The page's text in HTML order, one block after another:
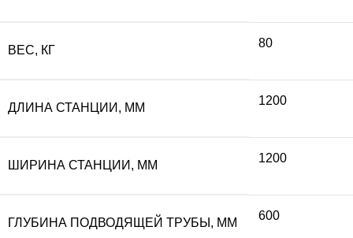
ВЕС, КГ
80
ДЛИНА СТАНЦИИ, ММ
1200
ШИРИНА СТАНЦИИ, ММ
1200
ГЛУБИНА ПОДВОДЯЩЕЙ ТРУБЫ, ММ
600